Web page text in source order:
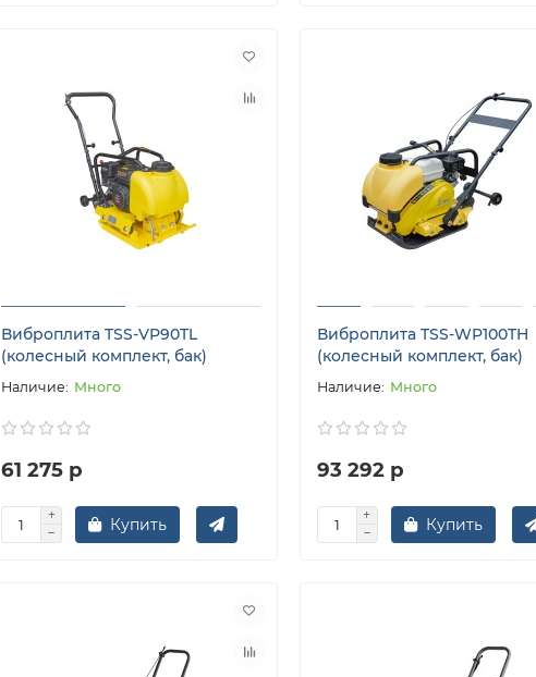
Виброплита TSS-VP90TL
(колесный комплект, бак)
Много
61 275 р
Купить
Виброплита TSS-WP100TH
(колесный комплект, бак)
Много
93 292 р
Купить